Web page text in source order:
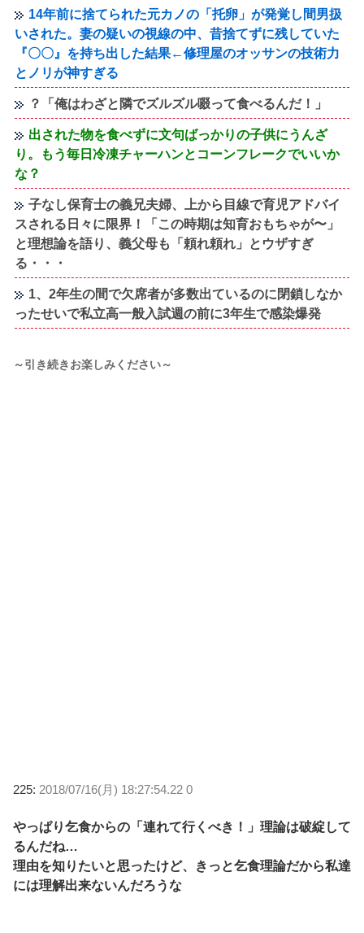
14年前に捨てられた元カノの「托卵」が発覚し間男扱
いされた。妻の疑いの視線の中、昔捨てずに残していた
『〇〇』を持ち出した結果←修理屋のオッサンの技術力
とノリが神すぎる
？「俺はわざと隣でズルズル啜って食べるんだ！」
出された物を食べずに文句ばっかりの子供にうんざ
り。もう毎日冷凍チャーハンとコーンフレークでいいか
な？
子なし保育士の義兄夫婦、上から目線で育児アドバイ
スされる日々に限界！「この時期は知育おもちゃが〜」
と理想論を語り、義父母も「頼れ頼れ」とウザすぎ
る・・・
1、2年生の間で欠席者が多数出ているのに閉鎖しなか
ったせいで私立高一般入試週の前に3年生で感染爆発
～引き続きお楽しみください～
225: 2018/07/16(月) 18:27:54.22 0
やっぱり乞食からの「連れて行くべき！」理論は破綻して
るんだね…
理由を知りたいと思ったけど、きっと乞食理論だから私達
には理解出来ないんだろうな